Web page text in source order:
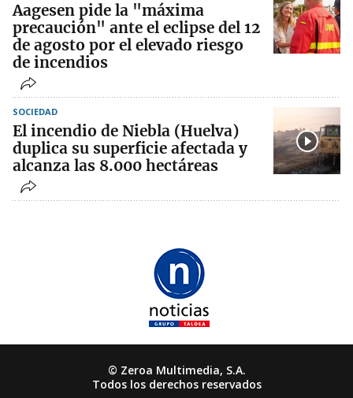
Aagesen pide la "máxima
precaución" ante el eclipse del 12
de agosto por el elevado riesgo
de incendios
SOCIEDAD
El incendio de Niebla (Huelva)
duplica su superficie afectada y
alcanza las 8.000 hectáreas
© Zeroa Multimedia, S.A.
Todos los derechos reservados